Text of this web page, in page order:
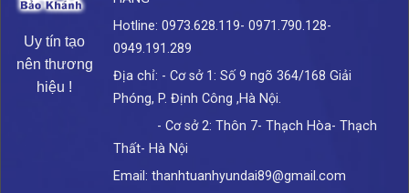
Uy tín tạo
nên thương
hiệu !
Hotline: 0973.628.119- 0971.790.128-
0949.191.289
Địa chỉ: - Cơ sở 1: Số 9 ngõ 364/168 Giải
Phóng, P. Định Công ,Hà Nội.
- Cơ sở 2: Thôn 7- Thạch Hòa- Thạch
Thất- Hà Nội
Email: thanhtuanhyundai89@gmail.com